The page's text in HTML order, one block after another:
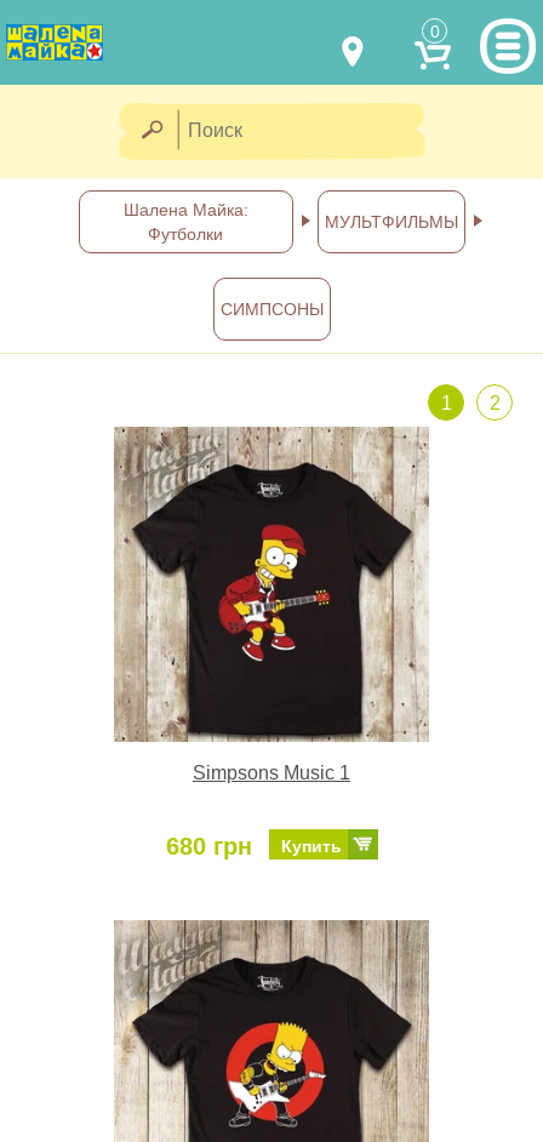
0
(067) 011 0404
shalena@mayka.dp.ua
г.Днепр, ул. Ярослава Мудрого, 68
Посмотреть на карте
Отправка по Украине каждый
день
НАШИ РАБОТЫ
КАК КУПИТЬ
КАК НАС НАЙТИ
Шалена Майка:
Футболки
МУЛЬТФИЛЬМЫ
СИМПСОНЫ
1 2
Simpsons Music 1
680 грн Купить